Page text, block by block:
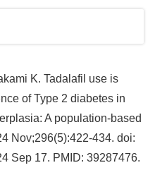
K. Tadalafil use is
of Type 2 diabetes in
A population-based
Nov;296(5):422-434. doi:
Sep 17. PMID: 39287476.